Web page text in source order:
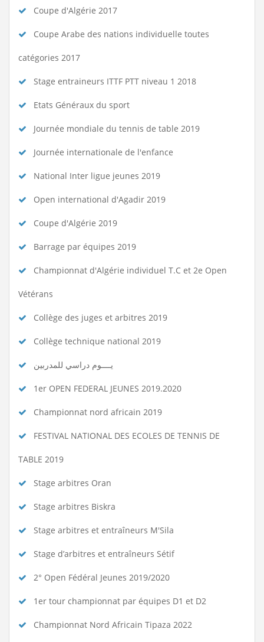
Coupe d'Algérie 2017
Coupe Arabe des nations individuelle toutes
catégories 2017
Stage entraineurs ITTF PTT niveau 1 2018
Etats Généraux du sport
Journée mondiale du tennis de table 2019
Journée internationale de l'enfance
National Inter ligue jeunes 2019
Open international d'Agadir 2019
Coupe d'Algérie 2019
Barrage par équipes 2019
Championnat d'Algérie individuel T.C et 2e Open
Vétérans
Collège des juges et arbitres 2019
Collège technique national 2019
يــــوم دراسي للمدربين
1er OPEN FEDERAL JEUNES 2019.2020
Championnat nord africain 2019
FESTIVAL NATIONAL DES ECOLES DE TENNIS DE
TABLE 2019
Stage arbitres Oran
Stage arbitres Biskra
Stage arbitres et entraîneurs M'Sila
Stage d’arbitres et entraîneurs Sétif
2° Open Fédéral Jeunes 2019/2020
1er tour championnat par équipes D1 et D2
Championnat Nord Africain Tipaza 2022